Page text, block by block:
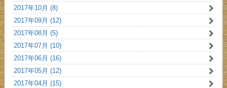
2017年10月 (8)
2017年09月 (12)
2017年08月 (5)
2017年07月 (10)
2017年06月 (16)
2017年05月 (12)
2017年04月 (15)